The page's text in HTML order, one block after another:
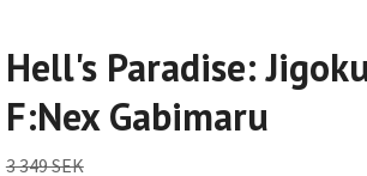
Hell's Paradise:
F:Nex Gabimaru
3 349 SEK